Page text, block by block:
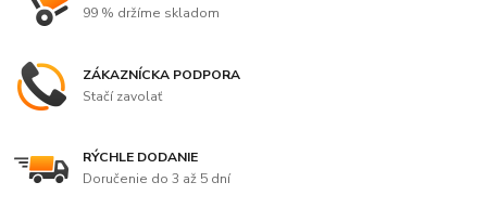
99 % držíme skladom
ZÁKAZNÍCKA PODPORA
Stačí zavolať
RÝCHLE DODANIE
Doručenie do 3 až 5 dní